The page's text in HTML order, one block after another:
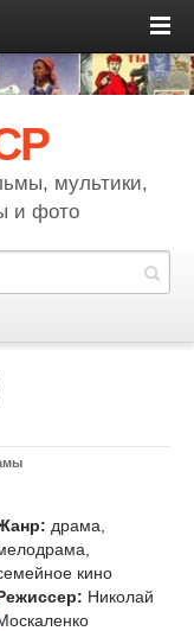
мультики,
и фото
драма,
кино
Николай